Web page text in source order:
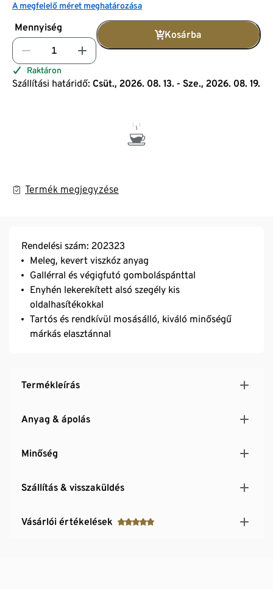
A megfelelő méret meghatározása
Mennyiség
Kosárba
Raktáron
Szállítási határidő: Csüt., 2026. 08. 13. - Sze., 2026. 08. 19.
Termék megjegyzése
Rendelési szám: 202323
Meleg, kevert viszkóz anyag
Gallérral és végigfutó gomboláspánttal
Enyhén lekerekített alsó szegély kis
oldalhasítékokkal
Tartós és rendkívül mosásálló, kiváló minőségű
márkás elasztánnal
Termékleírás
Anyag & ápolás
Minőség
Szállítás & visszaküldés
Vásárlói értékelések